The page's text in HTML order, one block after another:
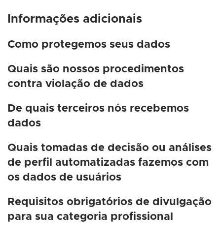
Informações adicionais
Como protegemos seus dados
Quais são nossos procedimentos
contra violação de dados
De quais terceiros nós recebemos
dados
Quais tomadas de decisão ou análises
de perfil automatizadas fazemos com
os dados de usuários
Requisitos obrigatórios de divulgação
para sua categoria profissional